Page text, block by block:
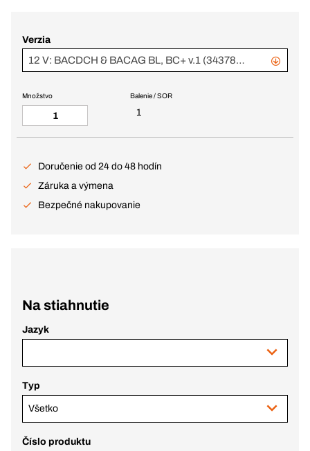
Verzia
12 V: BACDCH & BACAG BL, BC+ v.1 (343789 + 343774)
Balenie / SOR
1
Množstvo
Doručenie od 24 do 48 hodín
Záruka a výmena
Bezpečné nakupovanie
Na stiahnutie
Jazyk
Typ
Všetko
Číslo produktu